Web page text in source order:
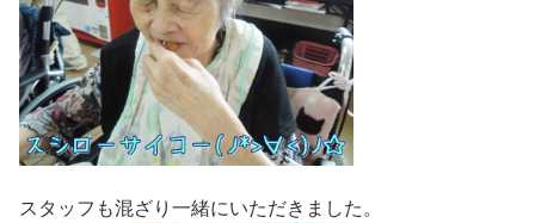
スタッフも混ざり一緒にいただきました。